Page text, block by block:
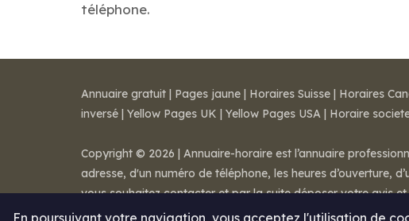
téléphone.
En poursuivant votre navigation, vous acceptez l'utilisation de
Annuaire gratuit | Pages jaune | Horaires Suisse | Horaires
inversé | Yellow Pages UK | Yellow Pages USA | Horaire
Copyright © 2026 | Annuaire-horaire est l’annuaire
adresse, d'un numéro de téléphone, les heures d’ouverture,
vous souhaitez contacter et par la suite déposer votre avis
Mentions légales-Conditions de ventes- Contact